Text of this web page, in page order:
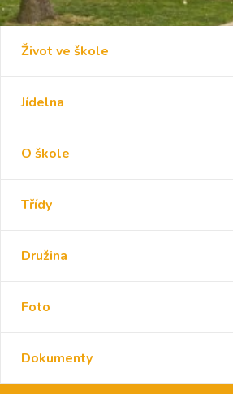
Život ve škole
Jídelna
O škole
Třídy
Družina
Foto
Dokumenty